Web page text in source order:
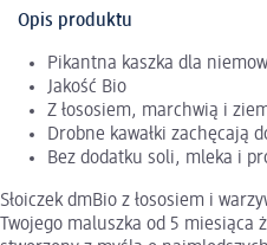
Opis produktu
Pikantna kaszka dla
Jakość Bio
Z łososiem, marchwią i
Drobne kawałki zachęcają
Bez dodatku soli, mleka i
Słoiczek dmBio z łososiem i
Twojego maluszka od 5 miesiąca